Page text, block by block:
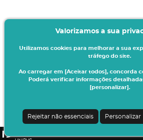
sua matrícula/inscrição no presente ano letivo.
Todos os dados introduzidos serão da sua
Valorizamos a sua
Utilizamos cookies para melhorar a sua
tráfego do site.
Ao carregar em [Aceitar todos], concorda
Poderá verificar informações
[personalizar].
Rejeitar não essenciais Personalizar